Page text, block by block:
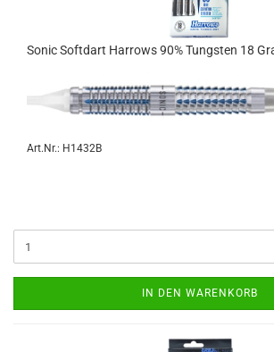
Sonic Softdart Har­rows 90% Tungs­ten 18
Art.Nr.: H1432B
IN DEN WARENKORB